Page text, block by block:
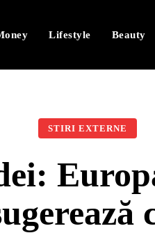
Lifestyle Beauty
STIRI EXTERNE